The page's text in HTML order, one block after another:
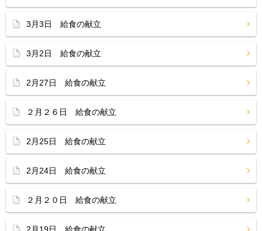
3月3日 給食の献立
3月2日 給食の献立
2月27日 給食の献立
２月２６日 給食の献立
2月25日 給食の献立
2月24日 給食の献立
２月２０日 給食の献立